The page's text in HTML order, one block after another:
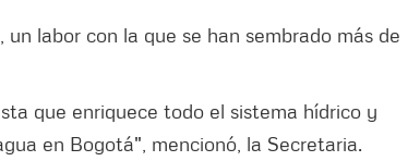
labor con la que se han sembrado más de
que enriquece todo el sistema hídrico y
en Bogotá", mencionó, la Secretaria.